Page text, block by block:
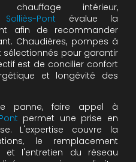
intérieur,
Pont évalue la
afin de recommander
Chaudières, pompes à
pour garantir
est de concilier confort
et longévité des
panne, faire appel à
permet une prise en
L'expertise couvre la
le remplacement
et l'entretien du réseau